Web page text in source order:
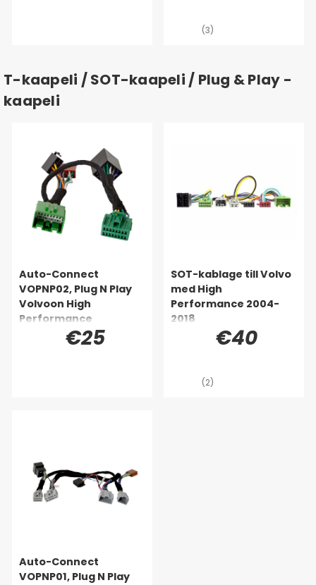
(3)
T-kaapeli / SOT-kaapeli / Plug & Play -
kaapeli
Auto-Connect
VOPNP02, Plug N Play
Volvoon High
Performance
-äänipaketilla
€25
SOT-kablage till Volvo
med High
Performance 2004-
2018
€40
(2)
Auto-Connect
VOPNP01, Plug N Play